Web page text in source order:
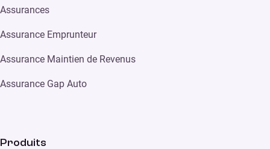
Assurances
Assurance Emprunteur
Assurance Maintien de Revenus
Assurance Gap Auto
Produits